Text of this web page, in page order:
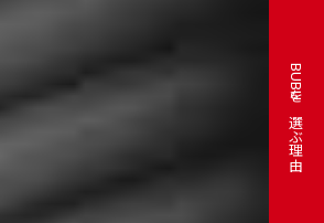
BUBUを選ぶ理由